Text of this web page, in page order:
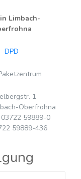
Limbach-
DPD
1
Oberfrohna
59889-0
59889-436